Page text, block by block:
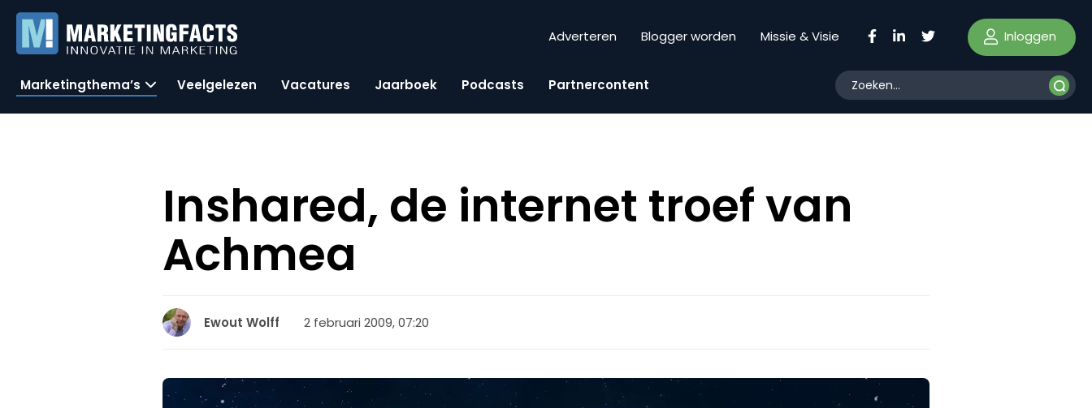
Adverteren Blogger worden Missie & Visie Inloggen
Marketingthema’s Veelgelezen Vacatures Jaarboek Podcasts Partnercontent
Inshared, de internet troef van
Achmea
Ewout Wolff 2 februari 2009, 07:20